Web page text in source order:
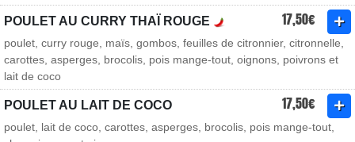
POULET AU CURRY THAÏ ROUGE 17,50€
poulet, curry rouge, maïs, gombos, feuilles de citronnier, citronnelle,
carottes, asperges, brocolis, pois mange-tout, oignons, poivrons et
lait de coco
POULET AU LAIT DE COCO 17,50€
poulet, lait de coco, carottes, asperges, brocolis, pois mange-tout,